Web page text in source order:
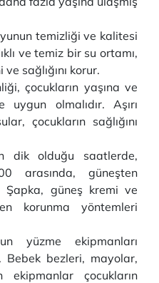
temizliği ve kalitesi
ve temiz bir su ortamı,
sağlığını korur.
çocukların yaşına ve
uygun olmalıdır. Aşırı
çocukların sağlığını
dik olduğu saatlerde,
arasında, güneşten
Şapka, güneş kremi ve
korunma yöntemleri
yüzme ekipmanları
Bebek bezleri, mayolar,
çocukların